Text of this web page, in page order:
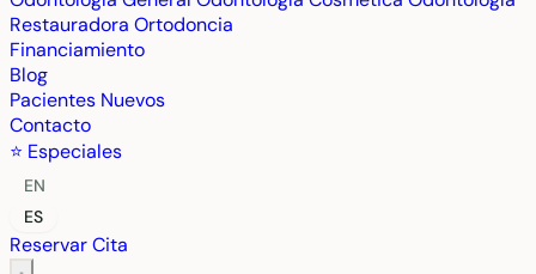
Restauradora Ortodoncia
Financiamiento
Blog
Pacientes Nuevos
Contacto
⭐ Especiales
EN
ES
Reservar Cita